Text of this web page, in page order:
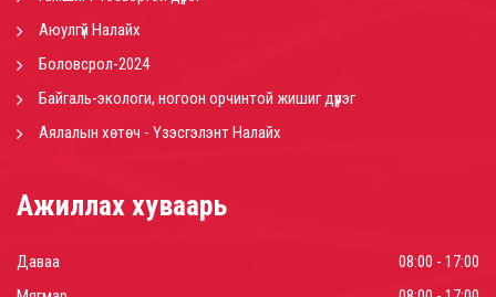
Аюулгүй Налайх
Боловсрол-2024
Байгаль-экологи, ногоон орчинтой жишиг дүүрэг
Аялалын хөтөч - Үзэсгэлэнт Налайх
Ажиллах хуваарь
Даваа
08:00 - 17:00